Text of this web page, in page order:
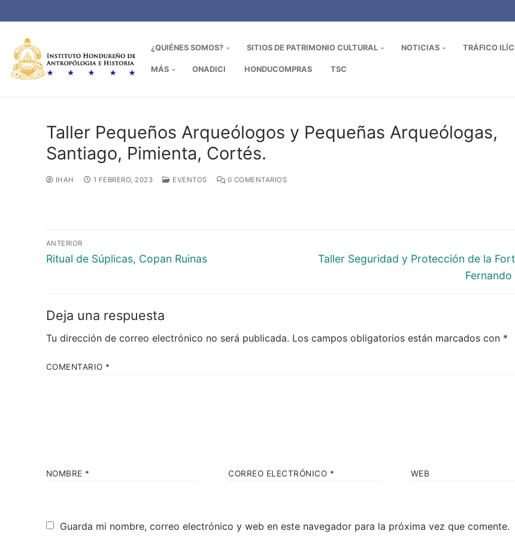
al
contenido
¿QUIÉNES SOMOS? SITIOS DE PATRIMONIO CULTURAL NOTICIAS TRÁFICO
MÁS ONADICI HONDUCOMPRAS TSC
Taller Pequeños Arqueólogos y Pequeñas Arqueólogas,
Santiago, Pimienta, Cortés.
IHAH 1 FEBRERO, 2023 EVENTOS 0 COMENTARIOS
Navegación
de
ANTERIOR
Entrada
Ritual de Súplicas, Copan Ruinas
Entrada
Taller Seguridad y Protección de la
Deja una respuesta
Tu dirección de correo electrónico no será publicada. Los campos obligatorios están marcados con *
COMENTARIO *
NOMBRE * CORREO ELECTRÓNICO * WEB
Guarda mi nombre, correo electrónico y web en este navegador para la próxima vez que comente.